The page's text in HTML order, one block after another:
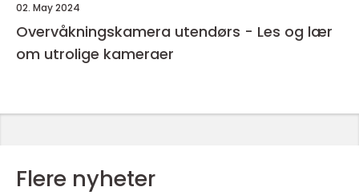
02. May 2024
Overvåkningskamera utendørs - Les og lær
om utrolige kameraer
Flere nyheter